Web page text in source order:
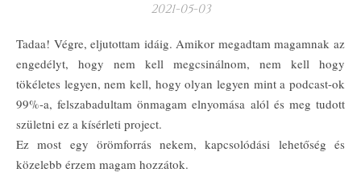
2021-05-03
Tadaa! Végre, eljutottam idáig. Amikor megadtam magamnak az
engedélyt, hogy nem kell megcsinálnom, nem kell hogy
tökéletes legyen, nem kell, hogy olyan legyen mint a podcast-ok
99%-a, felszabadultam önmagam elnyomása alól és meg tudott
születni ez a kísérleti project.
Ez most egy örömforrás nekem, kapcsolódási lehetőség és
közelebb érzem magam hozzátok.